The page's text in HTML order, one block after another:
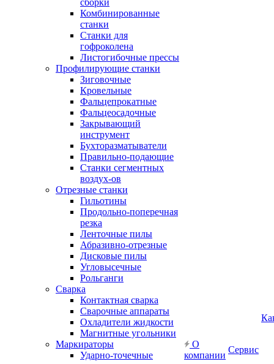
сборки
Комбинированные
станки
Станки для
гофроколена
Листогибочные прессы
Профилирующие станки
Зиговочные
Кровельные
Фальцепрокатные
Фальцеосадочные
Закрывающий
инструмент
Бухторазматыватели
Правильно-подающие
Станки сегментных
воздух-ов
Отрезные станки
Гильотины
Продольно-поперечная
резка
Ленточные пилы
Абразивно-отрезные
Дисковые пилы
Угловысечные
Рольганги
Сварка
Контактная сварка
Сварочные аппараты
Охладители жидкости
Магнитные угольники
Маркираторы
Ударно-точечные
О
компании
Сервис